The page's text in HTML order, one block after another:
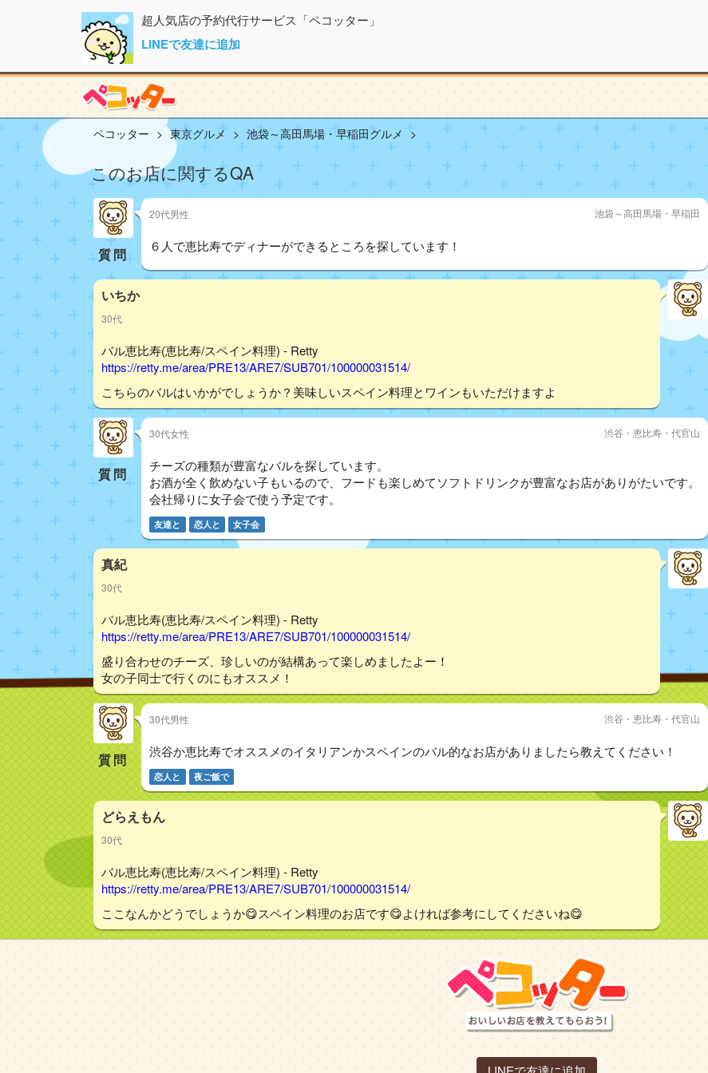
超人気店の予約代行サービス「ペコッター」
LINEで友達に追加
ペコッター 東京グルメ 池袋～高田馬場・早稲田グルメ
このお店に関するQA
質問
20代男性 池袋～高田馬場・早稲田
６人で恵比寿でディナーができるところを探しています！
いちか
30代
バル恵比寿(恵比寿/スペイン料理) - Retty
https://retty.me/area/PRE13/ARE7/SUB701/100000031514/
こちらのバルはいかがでしょうか？美味しいスペイン料理とワインもいただけますよ
質問
30代女性 渋谷・恵比寿・代官山
チーズの種類が豊富なバルを探しています。
お酒が全く飲めない子もいるので、フードも楽しめてソフトドリンクが豊富なお店がありがたいです。
会社帰りに女子会で使う予定です。
友達と 恋人と 女子会
真紀
30代
バル恵比寿(恵比寿/スペイン料理) - Retty
https://retty.me/area/PRE13/ARE7/SUB701/100000031514/
盛り合わせのチーズ、珍しいのが結構あって楽しめましたよー！
女の子同士で行くのにもオススメ！
質問
30代男性 渋谷・恵比寿・代官山
渋谷か恵比寿でオススメのイタリアンかスペインのバル的なお店がありましたら教えてください！
恋人と 夜ご飯で
どらえもん
30代
バル恵比寿(恵比寿/スペイン料理) - Retty
https://retty.me/area/PRE13/ARE7/SUB701/100000031514/
ここなんかどうでしょうか😋スペイン料理のお店です😋よければ参考にしてくださいね😋